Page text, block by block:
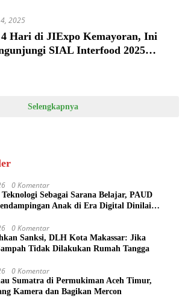
2025
4 Hari di JIExpo Kemayoran, Ini
SIAL Interfood 2025
Selengkapnya
0 Komentar
Sebagai Sarana Belajar, PAUD
Anak di Era Digital Dinilai
0 Komentar
Sanksi, DLH Kota Makassar: Jika
Tidak Dilakukan Rumah Tangga
0 Komentar
Sumatra di Permukiman Aceh Timur,
Kamera dan Bagikan Mercon